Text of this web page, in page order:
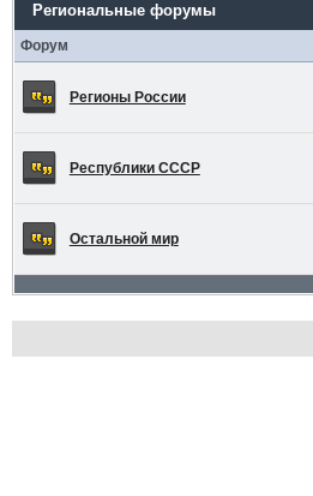
Региональные форумы
Форум
Регионы России
Республики СССР
Остальной мир